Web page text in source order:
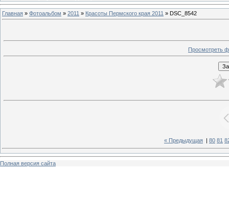
Главная » Фотоальбом » 2011 » Красоты Пермского края 2011 » DSC_8542
Просмотреть
« Предыдущая 80 81
Полная версия сайта